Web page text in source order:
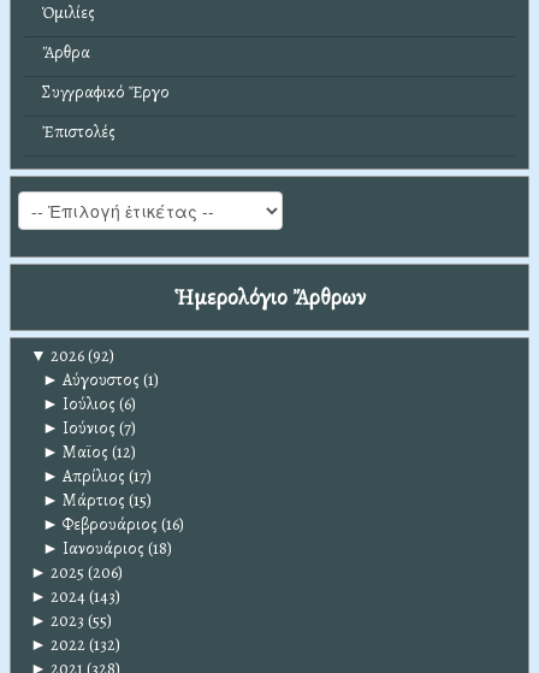
Ὁμιλίες
Ἄρθρα
Συγγραφικό Ἔργο
Ἐπιστολές
Ἡμερολόγιο Ἄρθρων
▼ 2026(92)
► Αύγουστος (1)
► Ιούλιος (6)
► Ιούνιος (7)
► Μαϊος (12)
► Απρίλιος (17)
► Μάρτιος (15)
► Φεβρουάριος (16)
► Ιανουάριος (18)
► 2025 (206)
► 2024(143)
► 2023 (55)
► 2022(132)